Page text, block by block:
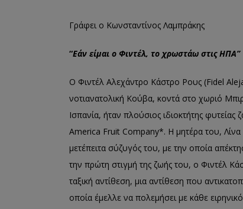
Γράφει ο Κωνσταντίνος Λαμπράκης
“Εάν είμαι ο Φιντέλ, το χρωστάω στις ΗΠΑ”
Ο Φιντέλ Αλεχάντρο Κάστρο Ρους (Fidel
νοτιανατολική Κούβα, κοντά στο χωριό
Ισπανία, ήταν πλούσιος ιδιοκτήτης
America Fruit Company*. Η μητέρα του,
μετέπειτα σύζυγός του, με την οποία
την πρώτη στιγμή της ζωής του, ο Φιντέλ
ταξική αντίθεση, μια αντίθεση που
οποία έμελλε να πολεμήσει με κάθε